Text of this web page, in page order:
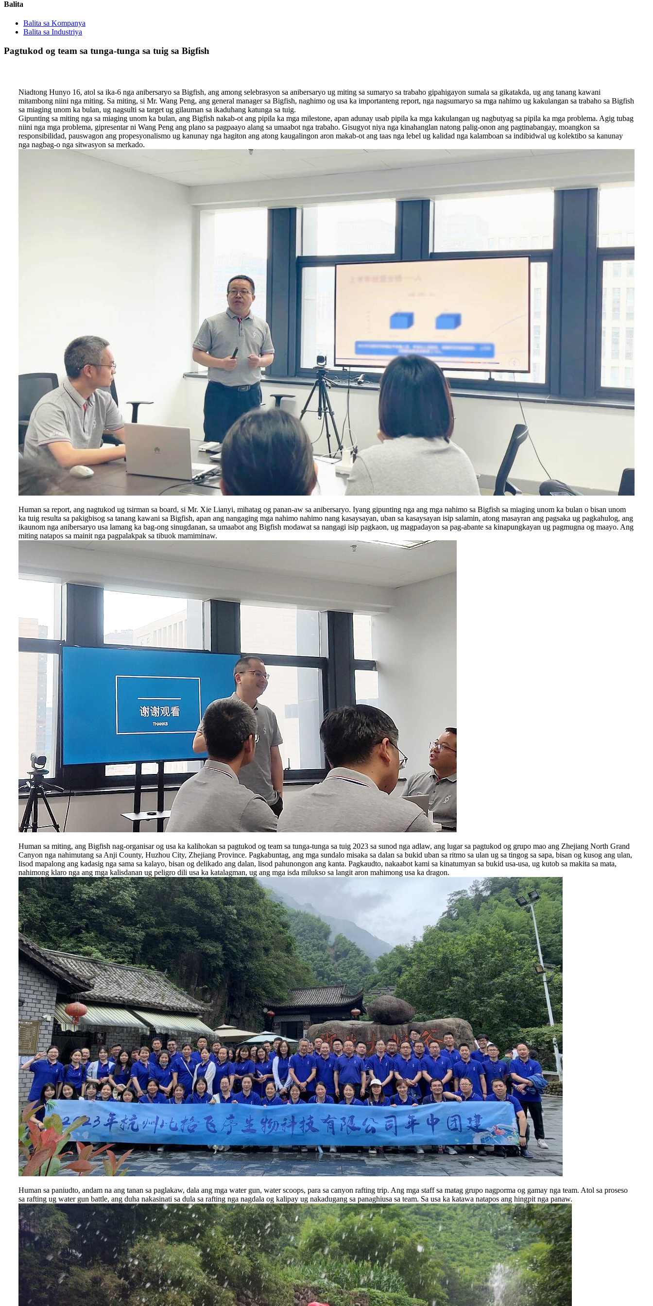
Balita
Balita sa Kompanya
Balita sa Industriya
Pagtukod og team sa tunga-tunga sa tuig sa Bigfish
Niadtong Hunyo 16, atol sa ika-6 nga anibersaryo sa Bigfish, ang among selebrasyon sa anibersaryo ug miting sa sumaryo sa trabaho gipahigayon sumala sa gikatakda, ug ang tanang kawani
mitambong niini nga miting. Sa miting, si Mr. Wang Peng, ang general manager sa Bigfish, naghimo og usa ka importanteng report, nga nagsumaryo sa mga nahimo ug kakulangan sa trabaho sa Bigfish
sa miaging unom ka bulan, ug nagsulti sa target ug gilauman sa ikaduhang katunga sa tuig.
Gipunting sa miting nga sa miaging unom ka bulan, ang Bigfish nakab-ot ang pipila ka mga milestone, apan adunay usab pipila ka mga kakulangan ug nagbutyag sa pipila ka mga problema. Agig tubag
niini nga mga problema, gipresentar ni Wang Peng ang plano sa pagpaayo alang sa umaabot nga trabaho. Gisugyot niya nga kinahanglan natong palig-onon ang pagtinabangay, moangkon sa
responsibilidad, pauswagon ang propesyonalismo ug kanunay nga hagiton ang atong kaugalingon aron makab-ot ang taas nga lebel ug kalidad nga kalamboan sa indibidwal ug kolektibo sa kanunay
nga nagbag-o nga sitwasyon sa merkado.
Human sa report, ang nagtukod ug tsirman sa board, si Mr. Xie Lianyi, mihatag og panan-aw sa anibersaryo. Iyang gipunting nga ang mga nahimo sa Bigfish sa miaging unom ka bulan o bisan unom
ka tuig resulta sa pakigbisog sa tanang kawani sa Bigfish, apan ang nangaging mga nahimo nahimo nang kasaysayan, uban sa kasaysayan isip salamin, atong masayran ang pagsaka ug pagkahulog, ang
ikaunom nga anibersaryo usa lamang ka bag-ong sinugdanan, sa umaabot ang Bigfish modawat sa nangagi isip pagkaon, ug magpadayon sa pag-abante sa kinapungkayan ug pagmugna og maayo. Ang
miting natapos sa mainit nga pagpalakpak sa tibuok mamiminaw.
Human sa miting, ang Bigfish nag-organisar og usa ka kalihokan sa pagtukod og team sa tunga-tunga sa tuig 2023 sa sunod nga adlaw, ang lugar sa pagtukod og grupo mao ang Zhejiang North Grand
Canyon nga nahimutang sa Anji County, Huzhou City, Zhejiang Province. Pagkabuntag, ang mga sundalo misaka sa dalan sa bukid uban sa ritmo sa ulan ug sa tingog sa sapa, bisan og kusog ang ulan,
lisod mapalong ang kadasig nga sama sa kalayo, bisan og delikado ang dalan, lisod pahunongon ang kanta. Pagkaudto, nakaabot kami sa kinatumyan sa bukid usa-usa, ug kutob sa makita sa mata,
nahimong klaro nga ang mga kalisdanan ug peligro dili usa ka katalagman, ug ang mga isda milukso sa langit aron mahimong usa ka dragon.
Human sa paniudto, andam na ang tanan sa paglakaw, dala ang mga water gun, water scoops, para sa canyon rafting trip. Ang mga staff sa matag grupo nagporma og gamay nga team. Atol sa proseso
sa rafting ug water gun battle, ang duha nakasinati sa dula sa rafting nga nagdala og kalipay ug nakadugang sa panaghiusa sa team. Sa usa ka katawa natapos ang hingpit nga panaw.